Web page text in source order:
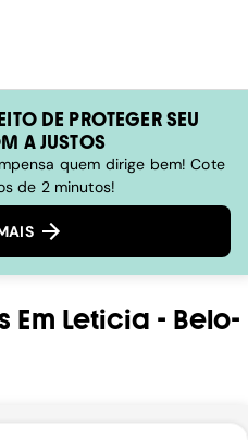
DE PROTEGER SEU
A JUSTOS
quem dirige bem! Cote
de 2 minutos!
Em Leticia - Belo-